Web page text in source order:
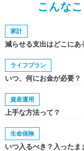
こんな
家計
減らせる支出はどこにあ
ライフプラン
いつ、何にお金が必要？
資産運用
上手な方法って？
生命保険
いつ入るべき？入ったま